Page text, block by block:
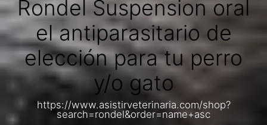
Rondel Suspension oral
el antiparasitario de
elección para tu perro
y/o gato
https://www.asistirveterinaria.com/shop?
search=rondel&order=name+asc